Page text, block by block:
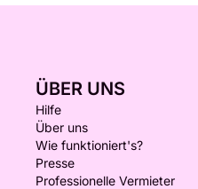
ÜBER UNS
Hilfe
Über uns
Wie funktioniert's?
Presse
Professionelle Vermieter